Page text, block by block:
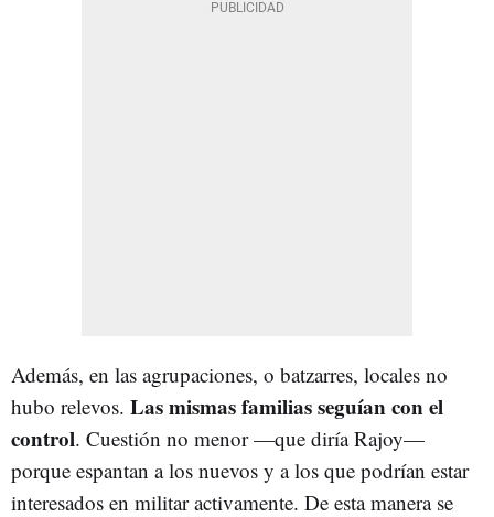
Además, en las agrupaciones, o batzarres, locales no
hubo relevos. Las mismas familias seguían con el
control. Cuestión no menor—que diría Rajoy—
porque espantan a los nuevos y a los que podrían estar
interesados en militar activamente. De esta manera se